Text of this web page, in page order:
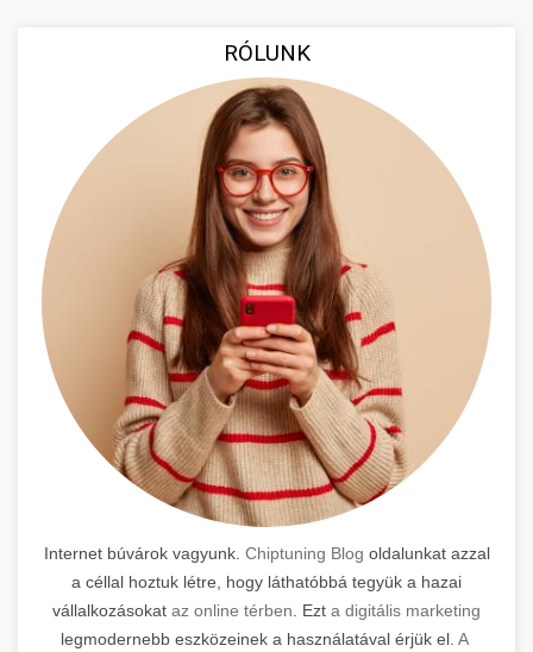
RÓLUNK
Internet búvárok vagyunk. Chiptuning Blog oldalunkat azzal
a céllal hoztuk létre, hogy láthatóbbá tegyük a hazai
vállalkozásokat az online térben . Ezt a digitális marketing
legmodernebb eszközeinek a használatával érjük el. A